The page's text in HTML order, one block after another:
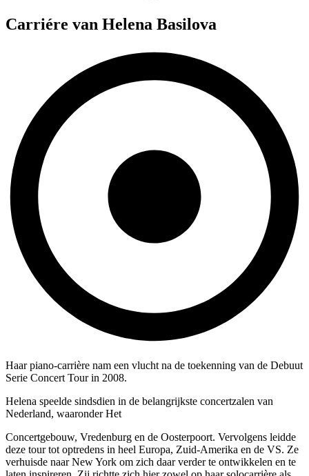
Carriére van Helena Basilova
Haar piano-carrière nam een vlucht na de toekenning van de Debuut
Serie Concert Tour in 2008.
Helena speelde sindsdien in de belangrijkste concertzalen van
Nederland, waaronder Het
Concertgebouw, Vredenburg en de Oosterpoort. Vervolgens leidde
deze tour tot optredens in heel Europa, Zuid-Amerika en de VS. Ze
verhuisde naar New York om zich daar verder te ontwikkelen en te